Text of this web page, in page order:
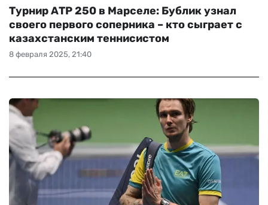
ВЕЛОСПОРТ
ЧМ-2026
БУКМЕКЕРЫ
8 февраля 2025, 21:40
Турнир АТР 250 в Марселе: Бублик узнал
своего первого соперника – кто сыграет с
казахстанским теннисистом